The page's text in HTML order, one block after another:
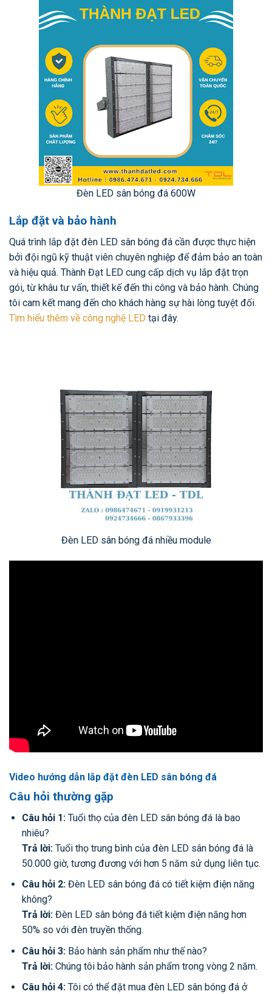
Đèn LED sân bóng đá 600W
Lắp đặt và bảo hành
Quá trình lắp đặt đèn LED sân bóng đá cần được thực hiện
bởi đội ngũ kỹ thuật viên chuyên nghiệp để đảm bảo an toàn
và hiệu quả. Thành Đạt LED cung cấp dịch vụ lắp đặt trọn
gói, từ khâu tư vấn, thiết kế đến thi công và bảo hành. Chúng
tôi cam kết mang đến cho khách hàng sự hài lòng tuyệt đối.
Tìm hiểu thêm về công nghệ LED tại đây.
Đèn LED sân bóng đá nhiều module
Video hướng dẫn lắp đặt đèn LED sân bóng đá
Câu hỏi thường gặp
Câu hỏi 1:Tuổi thọ của đèn LED sân bóng đá là bao
nhiêu?
Trả lời:Tuổi thọ trung bình của đèn LED sân bóng đá là
50.000 giờ, tương đương với hơn 5 năm sử dụng liên tục.
Câu hỏi 2:Đèn LED sân bóng đá có tiết kiệm điện năng
không?
Trả lời:Đèn LED sân bóng đá tiết kiệm điện năng hơn
50% so với đèn truyền thống.
Câu hỏi 3:Bảo hành sản phẩm như thế nào?
Trả lời:Chúng tôi bảo hành sản phẩm trong vòng 2 năm.
Câu hỏi 4:Tôi có thể đặt mua đèn LED sân bóng đá ở